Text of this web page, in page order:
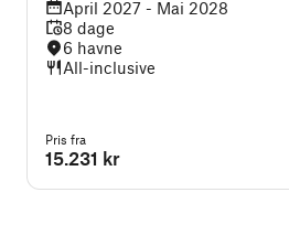
April 2027 - Mai 2028
8 dage
6 havne
All-inclusive
Pris fra
15.231 kr